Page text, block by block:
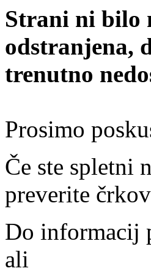
Strani ni bilo
odstranjena,
trenutno
Prosimo
Če ste spletni
preverite
Do informacij
ali